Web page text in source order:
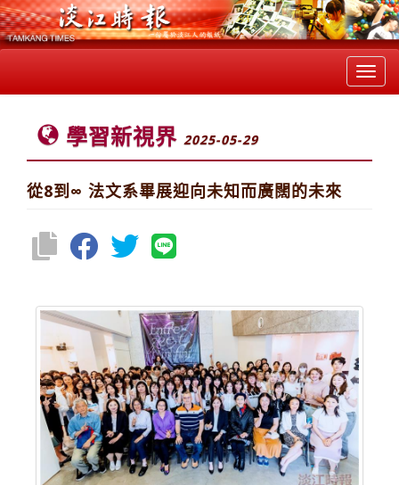
學習新視界 2025-05-29
從8到∞ 法文系畢展迎向未知而廣闊的未來